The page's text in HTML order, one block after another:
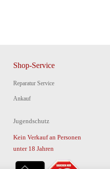
Shop-Service
Reparatur Service
Ankauf
Jugendschutz
Kein Verkauf an Personen
unter 18 Jahren